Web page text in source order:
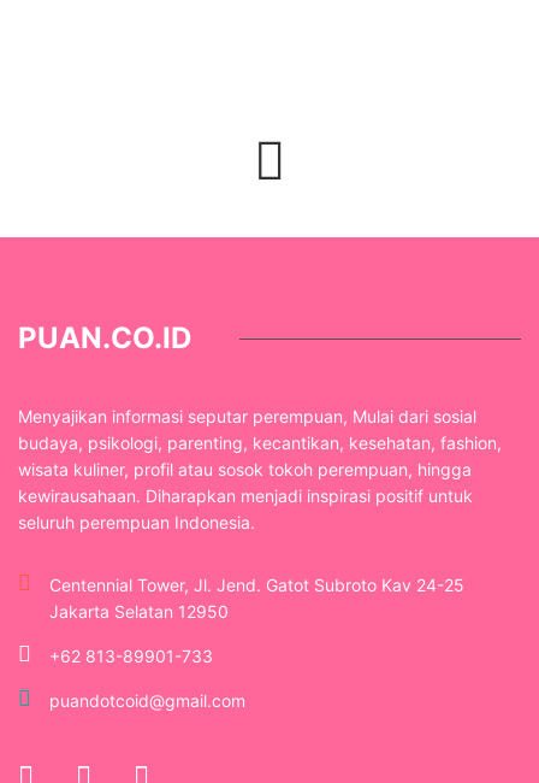
PUAN.CO.ID
Menyajikan informasi seputar perempuan, Mulai dari sosial
budaya, psikologi, parenting, kecantikan, kesehatan, fashion,
wisata kuliner, profil atau sosok tokoh perempuan, hingga
kewirausahaan. Diharapkan menjadi inspirasi positif untuk
seluruh perempuan Indonesia.
Centennial Tower, Jl. Jend. Gatot Subroto Kav 24-25
Jakarta Selatan 12950
+62 813-89901-733
puandotcoid@gmail.com